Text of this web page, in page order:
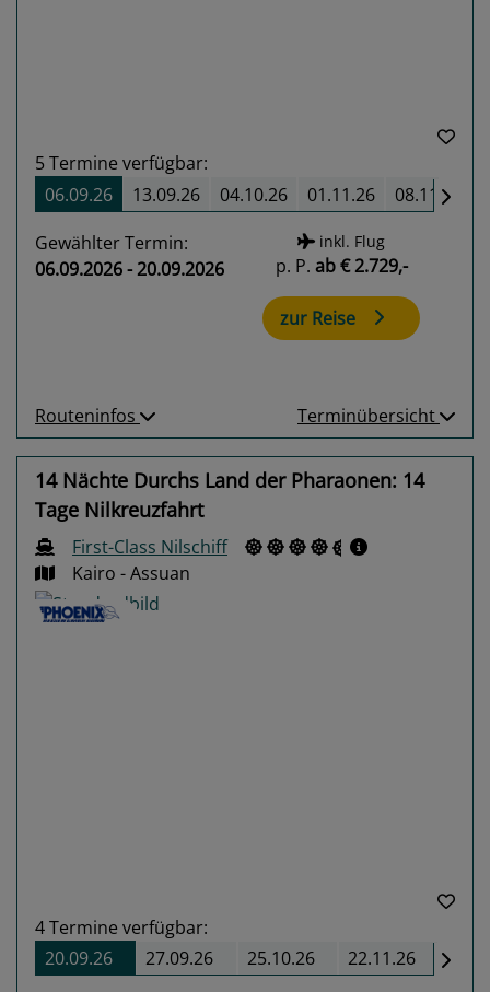
5Termine verfügbar:
06.09.26
13.09.26 04.10.26 01.11.26 08.11.26
Gewählter Termin:
06.09.2026 - 20.09.2026
inkl. Flug
p. P. ab€ 2.729,-
zur Reise
Routeninfos Terminübersicht
14 Nächte Durchs Land der Pharaonen: 14
Tage Nilkreuzfahrt
First-Class Nilschiff
Kairo - Assuan
4Termine verfügbar:
20.09.26
27.09.26 25.10.26 22.11.26